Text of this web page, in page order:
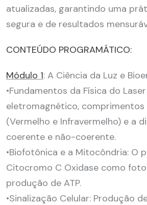
atualizadas, garantindo uma
segura e de resultados
CONTEÚDO PROGRAMÁTICO:
Módulo 1: A Ciência da Luz e
•Fundamentos da Física do
eletromagnético, comprimentos
(Vermelho e Infravermelho) e a
coerente e não-coerente.
•Biofotônica e a Mitocôndria: O
Citocromo C Oxidase como
produção de ATP.
•Sinalização Celular: Produção